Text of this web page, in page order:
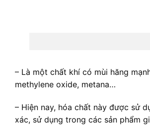
– Là một chất khí có mùi hăng
methylene oxide, metana…
– Hiện nay, hóa chất này được sử
xác, sử dụng trong các sản phẩm